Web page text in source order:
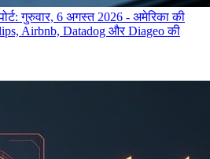
गुरुवार, 6 अगस्त 2026 - अमेरिका की
Airbnb, Datadog और Diageo की